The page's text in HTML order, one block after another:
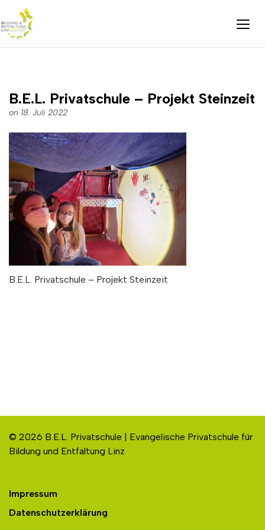
B.E.L. Privatschule – Projekt Steinzeit
on 18. Juli 2022
B.E.L. Privatschule – Projekt Steinzeit
© 2026 B.E.L. Privatschule | Evangelische Privatschule für
Bildung und Entfaltung Linz
Impressum
Datenschutzerklärung